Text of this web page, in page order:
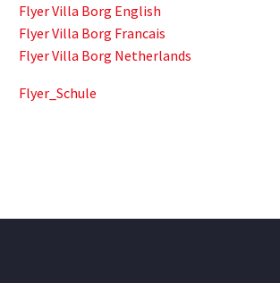
Flyer Villa Borg English
Flyer Villa Borg Francais
Flyer Villa Borg Netherlands
Flyer_Schule